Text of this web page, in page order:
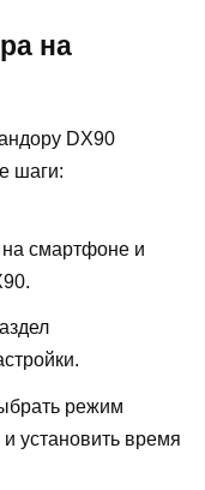
на
DX90
шаги:
смартфоне и
режим
установить время